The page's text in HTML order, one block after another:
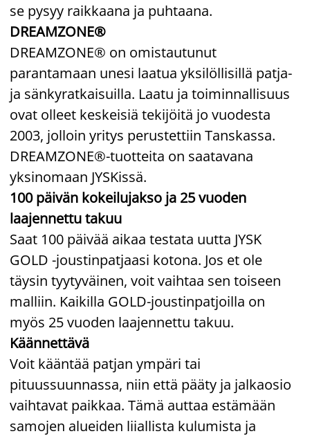
se pysyy raikkaana ja puhtaana.
DREAMZONE®
DREAMZONE® on omistautunut
parantamaan unesi laatua yksilöllisillä patja-
ja sänkyratkaisuilla. Laatu ja toiminnallisuus
ovat olleet keskeisiä tekijöitä jo vuodesta
2003, jolloin yritys perustettiin Tanskassa.
DREAMZONE®-tuotteita on saatavana
yksinomaan JYSKissä.
100 päivän kokeilujakso ja 25 vuoden
laajennettu takuu
Saat 100 päivää aikaa testata uutta JYSK
GOLD -joustinpatjaasi kotona. Jos et ole
täysin tyytyväinen, voit vaihtaa sen toiseen
malliin. Kaikilla GOLD-joustinpatjoilla on
myös 25 vuoden laajennettu takuu.
Käännettävä
Voit kääntää patjan ympäri tai
pituussuunnassa, niin että pääty ja jalkaosio
vaihtavat paikkaa. Tämä auttaa estämään
samojen alueiden liiallista kulumista ja